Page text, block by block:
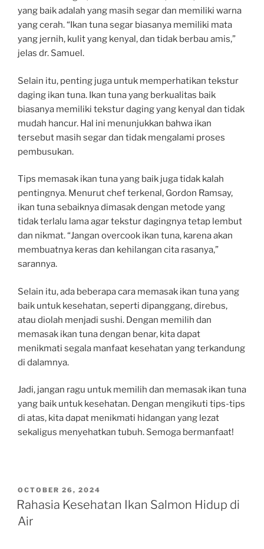
yang baik adalah yang masih segar dan memiliki warna
yang cerah. “Ikan tuna segar biasanya memiliki mata
yang jernih, kulit yang kenyal, dan tidak berbau amis,”
jelas dr. Samuel.
Selain itu, penting juga untuk memperhatikan tekstur
daging ikan tuna. Ikan tuna yang berkualitas baik
biasanya memiliki tekstur daging yang kenyal dan tidak
mudah hancur. Hal ini menunjukkan bahwa ikan
tersebut masih segar dan tidak mengalami proses
pembusukan.
Tips memasak ikan tuna yang baik juga tidak kalah
pentingnya. Menurut chef terkenal, Gordon Ramsay,
ikan tuna sebaiknya dimasak dengan metode yang
tidak terlalu lama agar tekstur dagingnya tetap lembut
dan nikmat. “Jangan overcook ikan tuna, karena akan
membuatnya keras dan kehilangan cita rasanya,”
sarannya.
Selain itu, ada beberapa cara memasak ikan tuna yang
baik untuk kesehatan, seperti dipanggang, direbus,
atau diolah menjadi sushi. Dengan memilih dan
memasak ikan tuna dengan benar, kita dapat
menikmati segala manfaat kesehatan yang terkandung
di dalamnya.
Jadi, jangan ragu untuk memilih dan memasak ikan tuna
yang baik untuk kesehatan. Dengan mengikuti tips-tips
di atas, kita dapat menikmati hidangan yang lezat
sekaligus menyehatkan tubuh. Semoga bermanfaat!
POSTED
ON
OCTOBER 26, 2024
Rahasia Kesehatan Ikan Salmon Hidup di
Air